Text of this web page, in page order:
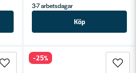
3-7 arbetsdagar
Köp
-25%